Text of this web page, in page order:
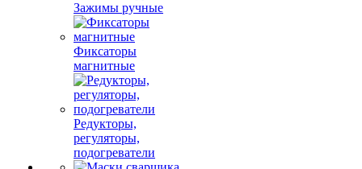
Зажимы ручные
Фиксаторы
магнитные
Редукторы,
регуляторы,
подогреватели